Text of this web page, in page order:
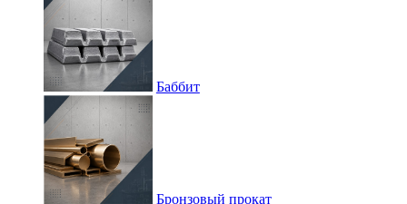
Баббит
Бронзовый прокат